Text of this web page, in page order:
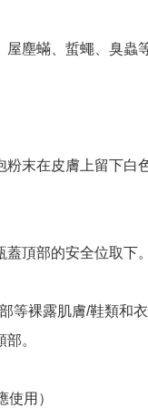
屋塵蟎、蜇蠅、臭​​蟲
粉末在皮膚上留下白
頂部的安全位取下。
等裸露肌膚/鞋類和
。
用）